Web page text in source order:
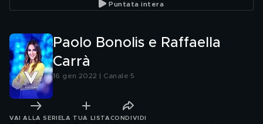
Puntata intera
Paolo Bonolis e Raffaella
Carrà
16 gen 2022 | Canale 5
VAI ALLA SERIE LA TUA LISTA CONDIVIDI